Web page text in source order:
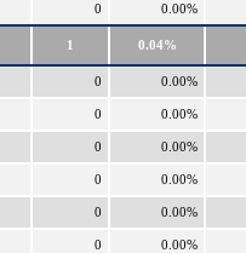
0 0.00%
1 0.04%
0 0.00%
0 0.00%
0 0.00%
0 0.00%
0 0.00%
0 0.00%